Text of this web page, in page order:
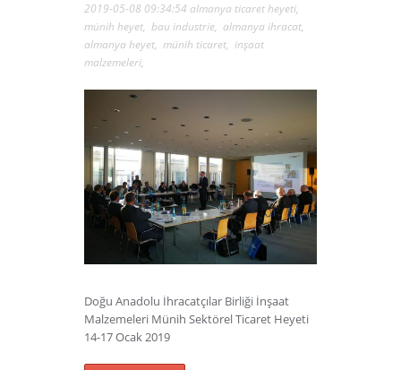
2019-05-08 09:34:54 almanya ticaret heyeti,
münih heyet, bau industrie, almanya ihracat,
almanya heyet, münih ticaret, inşaat
malzemeleri,
Doğu Anadolu İhracatçılar Birliği İnşaat
Malzemeleri Münih Sektörel Ticaret Heyeti
14-17 Ocak 2019